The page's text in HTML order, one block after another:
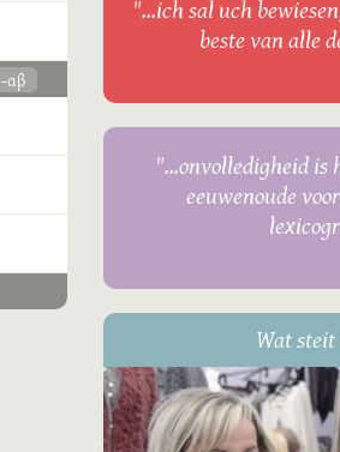
-ɑβ
"...ich sal uch
beste van alle
"...onvolledigheid is
eeuwenoude
Wat steit